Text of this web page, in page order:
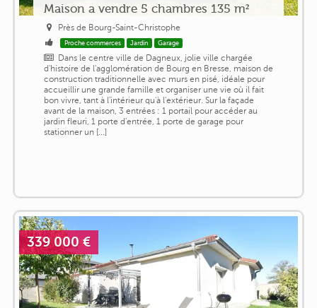
Maison a vendre 5 chambres 135 m²
Près de Bourg-Saint-Christophe
Proche commerces Jardin Garage
Dans le centre ville de Dagneux, jolie ville chargée
d'histoire de l'agglomération de Bourg en Bresse, maison de
construction traditionnelle avec murs en pisé, idéale pour
accueillir une grande famille et organiser une vie où il fait
bon vivre, tant à l'intérieur qu'à l'extérieur. Sur la façade
avant de la maison, 3 entrées : 1 portail pour accéder au
jardin fleuri, 1 porte d'entrée, 1 porte de garage pour
stationner un [...]
339 000 €